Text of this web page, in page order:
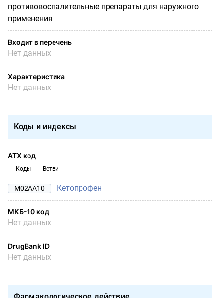
противовоспалительные препараты для наружного
применения
Входит в перечень
Нет данных
Характеристика
Нет данных
Коды и индексы
АТХ код
Коды Ветви
M02AA10 Кетопрофен
МКБ-10 код
Нет данных
DrugBank ID
Нет данных